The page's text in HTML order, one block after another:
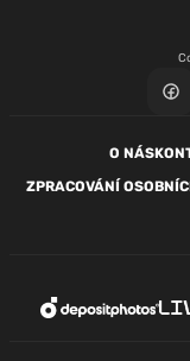
O NÁS
ZPRACOVÁNÍ